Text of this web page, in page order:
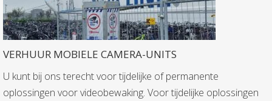
VERHUUR MOBIELE CAMERA-UNITS
U kunt bij ons terecht voor tijdelijke of permanente
oplossingen voor videobewaking. Voor tijdelijke oplossingen